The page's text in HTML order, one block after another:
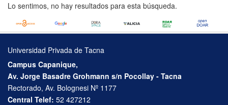
Lo sentimos, no hay resultados para esta búsqueda.
Universidad Privada de Tacna
Campus Capanique,
Av. Jorge Basadre Grohmann s/n Pocollay - Tacna
Rectorado, Av. Bolognesi Nº 1177
Central Telef: 52 427212